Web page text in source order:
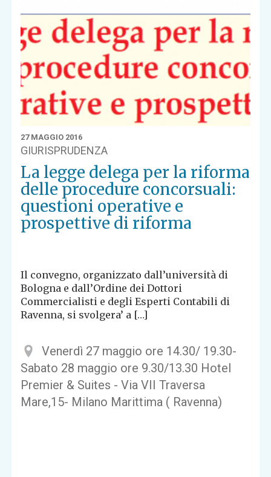
27 MAGGIO 2016
GIURISPRUDENZA
La legge delega per la riforma
delle procedure concorsuali:
questioni operative e
prospettive di riforma
Il convegno, organizzato dall’università di
Bologna e dall’Ordine dei Dottori
Commercialisti e degli Esperti Contabili di
Ravenna, si svolgera’ a […]
Venerdì 27 maggio ore 14.30/ 19.30-
Sabato 28 maggio ore 9.30/13.30 Hotel
Premier & Suites - Via VII Traversa
Mare,15- Milano Marittima ( Ravenna)